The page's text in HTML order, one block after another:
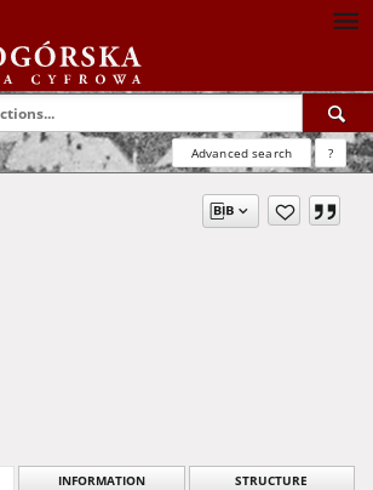
Advanced search ?
INFORMATION STRUCTURE